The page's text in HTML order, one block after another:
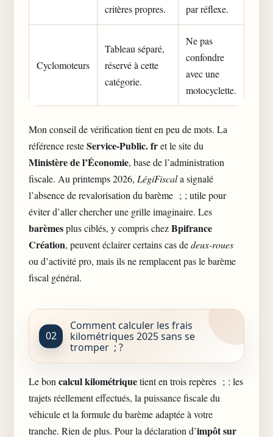
critères propres.
par réflexe.
Cyclomoteurs
Tableau séparé,
réservé à cette
catégorie.
Ne pas
confondre
avec une
motocyclette.
Mon conseil de vérification tient en peu de mots. La
référence resteService-Public. fret le site du
Ministère de l’Économie, base de l’administration
fiscale. Au printemps 2026, LégiFiscala signalé
l’absence de revalorisation du barème ; ; utile pour
éviter d’aller chercher une grille imaginaire. Les
barèmesplus ciblés, y compris chezBpifrance
Création, peuvent éclairer certains cas dedeux-roues
ou d’activité pro, mais ils ne remplacent pas le barème
fiscal général.
Comment calculer les frais
kilométriques 2025 sans se
tromper ; ?
Le boncalcul kilométriquetient en trois repères ; : les
trajets réellement effectués, la puissance fiscale du
véhicule et la formule du barème adaptée à votre
tranche. Rien de plus. Pour la déclaration d’impôt sur